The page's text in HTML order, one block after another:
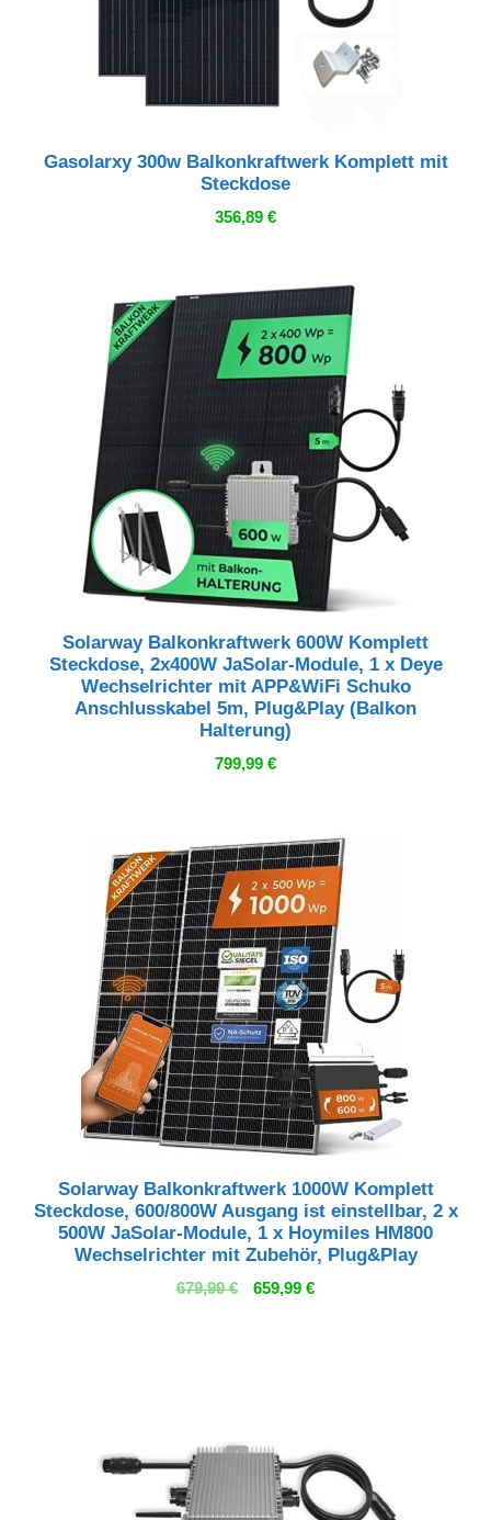
Gasolarxy 300w Balkonkraftwerk Komplett mit
Steckdose
356,89 €
Solarway Balkonkraftwerk 600W Komplett
Steckdose, 2x400W JaSolar-Module, 1 x Deye
Wechselrichter mit APP&WiFi Schuko
Anschlusskabel 5m, Plug&Play (Balkon
Halterung)
799,99 €
Solarway Balkonkraftwerk 1000W Komplett
Steckdose, 600/800W Ausgang ist einstellbar, 2 x
500W JaSolar-Module, 1 x Hoymiles HM800
Wechselrichter mit Zubehör, Plug&Play
679,99€
Ursprünglicher
659,99 €Aktueller